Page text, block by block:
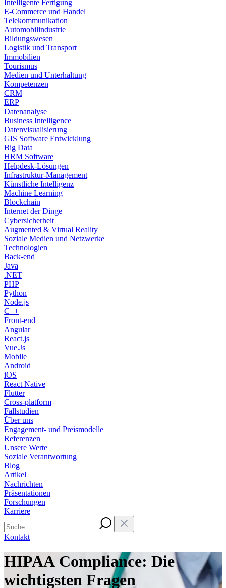
Intelligente Fertigung
E-Commerce und Handel
Telekommunikation
Automobilindustrie
Bildungswesen
Logistik und Transport
Immobilien
Tourismus
Medien und Unterhaltung
Kompetenzen
CRM
ERP
Datenanalyse
Business Intelligence
Datenvisualisierung
GIS Software Entwicklung
Big Data
HRM Software
Helpdesk-Lösungen
Infrastruktur-Management
Künstliche Intelligenz
Machine Learning
Blockchain
Internet der Dinge
Cybersicherheit
Augmented & Virtual Reality
Soziale Medien und Netzwerke
Technologien
Back-end
Java
.NET
PHP
Python
Node.js
C++
Front-end
Angular
React.js
Vue.Js
Mobile
Android
iOS
React Native
Flutter
Cross-platform
Fallstudien
Über uns
Engagement- und Preismodelle
Referenzen
Unsere Werte
Soziale Verantwortung
Blog
Artikel
Nachrichten
Präsentationen
Forschungen
Karriere
Kontakt
HIPAA Compliance: Die
wichtigsten Fragen